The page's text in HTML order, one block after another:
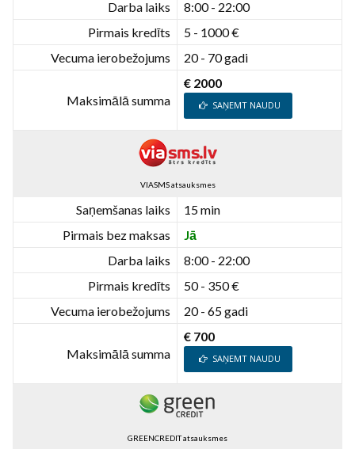
Darba laiks
8:00 - 22:00
Pirmais kredīts
5 - 1000 €
Vecuma ierobežojums
20 - 70 gadi
Maksimālā summa
€ 2000
SAŅEMT NAUDU
VIASMS atsauksmes
Saņemšanas laiks
15 min
Pirmais bez maksas
Jā
Darba laiks
8:00 - 22:00
Pirmais kredīts
50 - 350 €
Vecuma ierobežojums
20 - 65 gadi
Maksimālā summa
€ 700
SAŅEMT NAUDU
GREENCREDIT atsauksmes